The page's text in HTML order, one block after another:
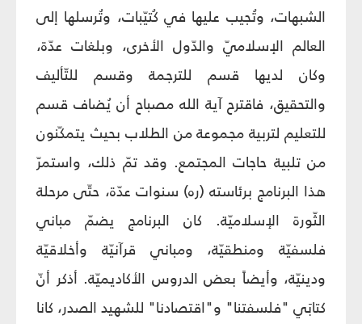
الشبهات، وتُجيب عليها في كُتيّبات، وتُرسلها إلى
العالم الإسلاميّ والدّول الأخرى، وبلغات عدّة،
وكان لديها قسم للترجمة وقسم للتّأليف
والتحقيق، فاقترح آية الله مصباح أن يُضاف قسم
للتعليم لتربية مجموعة من الطلاب بحيث يتمكّنون
من تلبية حاجات المجتمع. وقد تمّ ذلك، واستمرّ
هذا البرنامج برئاسته (ره) سنوات عدّة، حتّى مرحلة
الثّورة الإسلاميّة. كان البرنامج يضمّ مباني
فلسفيّة ومنطقيّة، ومباني قرآنيّة وأخلاقيّة
ودينيّة، وأيضاً بعض الدروس الأكاديميّة. أذكر أنّ
كتابَي "فلسفتنا" و"اقتصادنا" للشهيد الصدر، كانا